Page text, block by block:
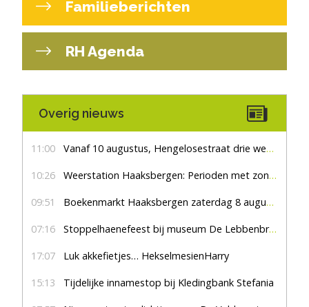
Familieberichten
RH Agenda
Overig nieuws
11:00 Vanaf 10 augustus, Hengelosestraat drie weken dicht voor doorgaand verkeer
10:26 Weerstation Haaksbergen: Perioden met zon en droog
09:51 Boekenmarkt Haaksbergen zaterdag 8 augustus, marktplein Haaksbergen
07:16 Stoppelhaenefeest bij museum De Lebbenbrugge
17:07 Luk akkefietjes… HekselmesienHarry
15:13 Tijdelijke innamestop bij Kledingbank Stefania